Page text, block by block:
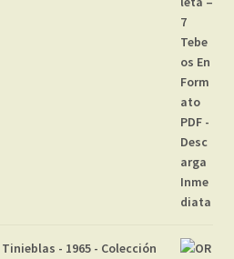
Tinieblas - 1965 - Colección